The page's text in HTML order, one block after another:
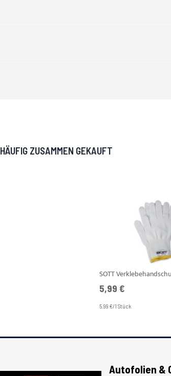
HÄUFIG ZUSAMMEN GEKAUFT
5,99 €
5.99 €/1 Stück
Autofolien &